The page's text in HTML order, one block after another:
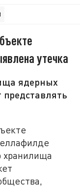
утечка
ядерных
хранилища